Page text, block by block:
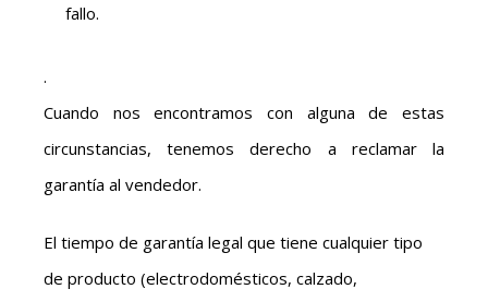
fallo.
.
Cuando nos encontramos con alguna de estas
circunstancias, tenemos derecho a reclamar la
garantía al vendedor.
El tiempo de garantía legal que tiene cualquier tipo
de producto (electrodomésticos, calzado,